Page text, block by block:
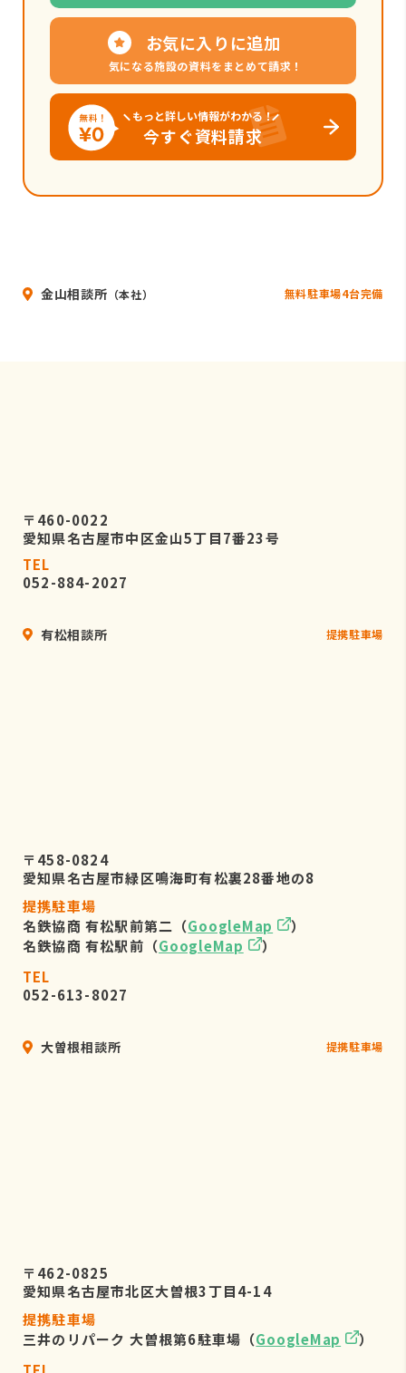
お気に入りに追加
気になる施設の資料をまとめて請求！
もっと詳しい情報がわかる！
今すぐ資料請求
金山相談所 （本社） 無料駐車場4台完備
〒460-0022
愛知県名古屋市中区金山5丁目7番23号
TEL
052-884-2027
有松相談所 提携駐車場
〒458-0824
愛知県名古屋市緑区鳴海町有松裏28番地の8
提携駐車場
名鉄協商 有松駅前第二（GoogleMap
）
名鉄協商 有松駅前（GoogleMap
）
TEL
052-613-8027
大曽根相談所 提携駐車場
〒462-0825
愛知県名古屋市北区大曽根3丁目4-14
提携駐車場
三井のリパーク 大曽根第6駐車場（GoogleMap
）